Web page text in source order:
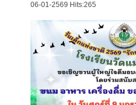
06-01-2569 Hits:265